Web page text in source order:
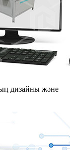
дизайны және